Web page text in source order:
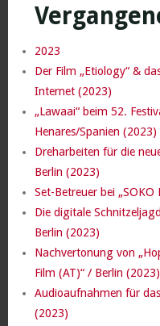
2023
Der Film „Etiology“ &
Internet (2023)
„Lawaai“ beim 52.
Henares/Spanien (2023)
Dreharbeiten für die
Berlin (2023)
Set-Betreuer bei
Die digitale
Berlin (2023)
Nachvertonung von
Film (AT)“ / Berlin (2023)
Audioaufnahmen für
(2023)